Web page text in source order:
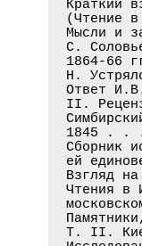
(Чтение
Мысли
С.
1864-66
Н.
Ответ
II.
1845 .
Сборник
ей
Взгляд
Чтения в
Т. II.